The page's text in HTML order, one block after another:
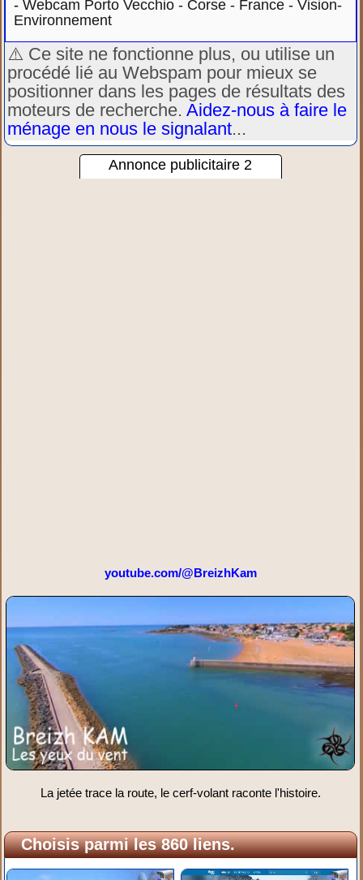
-Webcam Porto Vecchio - Corse - France - Vision-
Environnement
⚠️ Ce site ne fonctionne plus, ou utilise un
procédé lié au Webspam pour mieux se
positionner dans les pages de résultats des
moteurs de recherche.Aidez-nous à faire le
ménage en nous le signalant...
Annonce publicitaire 2
youtube.com/@BreizhKam
La jetée trace la route, le cerf-volant raconte l'histoire.
Choisis parmi les 860 liens.